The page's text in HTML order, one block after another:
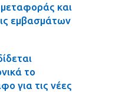
και
εμβασμάτων
το
για τις νέες